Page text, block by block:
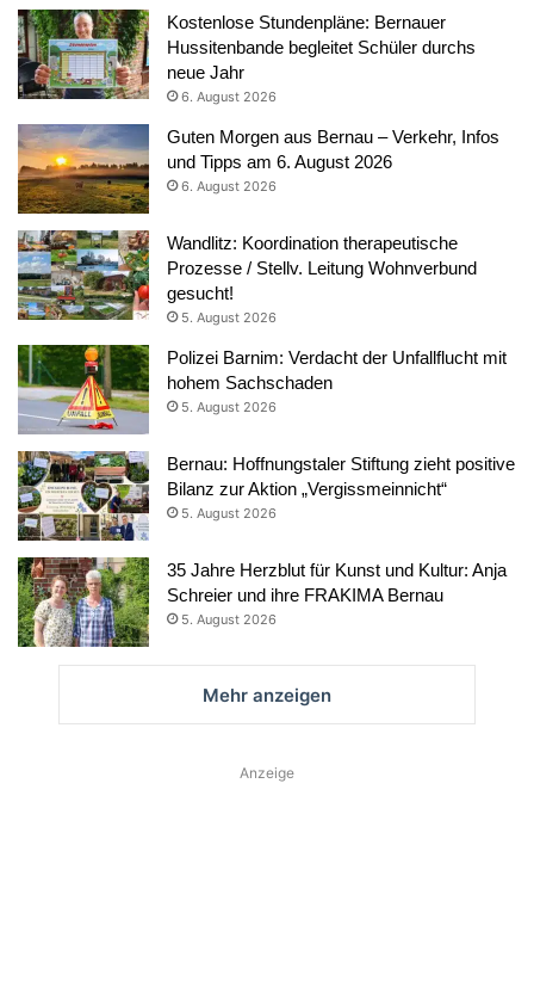
Kostenlose Stundenpläne: Bernauer
Hussitenbande begleitet Schüler durchs
neue Jahr
6. August 2026
Guten Morgen aus Bernau – Verkehr, Infos
und Tipps am 6. August 2026
6. August 2026
Wandlitz: Koordination therapeutische
Prozesse / Stellv. Leitung Wohnverbund
gesucht!
5. August 2026
Polizei Barnim: Verdacht der Unfallflucht mit
hohem Sachschaden
5. August 2026
Bernau: Hoffnungstaler Stiftung zieht positive
Bilanz zur Aktion „Vergissmeinnicht“
5. August 2026
35 Jahre Herzblut für Kunst und Kultur: Anja
Schreier und ihre FRAKIMA Bernau
5. August 2026
Mehr anzeigen
Anzeige